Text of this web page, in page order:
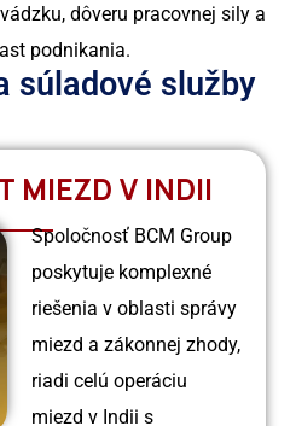
dôveru pracovnej sily a
podnikania.
súladové služby
MIEZD V INDII
Spoločnosť BCM Group
poskytuje komplexné
riešenia v oblasti správy
miezd a zákonnej zhody,
riadi celú operáciu
miezd v Indii s